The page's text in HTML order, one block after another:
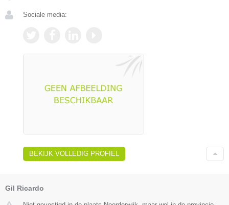
Sociale media:
BEKIJK VOLLEDIG PROFIEL
Gil Ricardo